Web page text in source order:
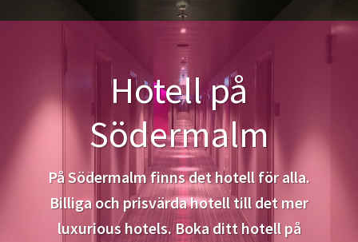
Hotell på
Södermalm
På Södermalm finns det hotell för alla.
Billiga och prisvärda hotell till det mer
luxurious hotels. Boka ditt hotell på